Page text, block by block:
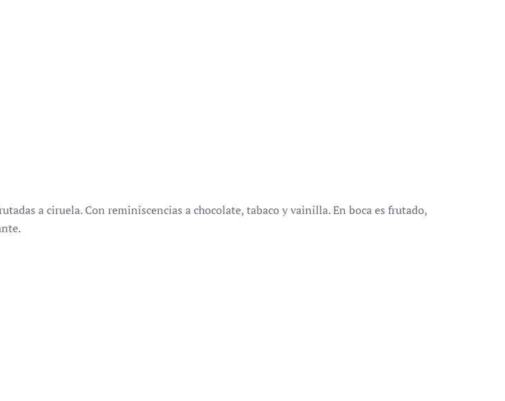
a ciruela. Con reminiscencias a chocolate, tabaco y vainilla. En boca es frutado,